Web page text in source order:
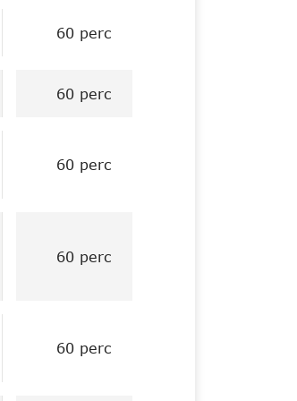
60 perc
60 perc
60 perc
60 perc
60 perc